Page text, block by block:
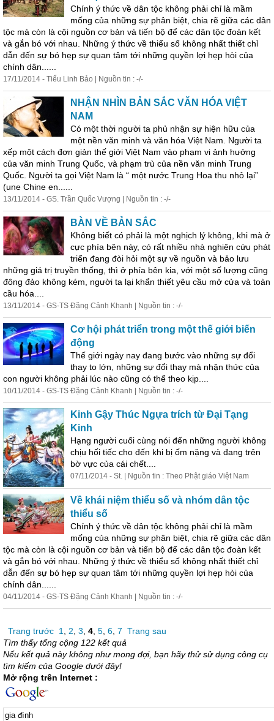
Chính ý thức về dân tộc không phải chỉ là mầm
mống của những sự phân biệt, chia rẽ giữa các dân
tộc mà còn là cội nguồn cơ bản và tiến bộ để các dân tộc đoàn kết
và gắn bó với nhau. Những ý thức về thiểu số không nhất thiết chỉ
dẫn đến sự bó hẹp sự quan tâm tới những quyền lợi hẹp hòi của
chính dân......
17/11/2014 - Tiểu Linh Bảo | Nguồn tin : -/-
NHẬN NHÌN BẢN SẮC VĂN HÓA VIỆT
NAM
Có một thời người ta phủ nhận sự hiện hữu của
một nền văn minh và văn hóa Việt Nam. Người ta
xếp một cách đơn giản thế giới Việt Nam vào phạm vi ảnh hưởng
của văn minh Trung Quốc, và phạm trù của nền văn minh Trung
Quốc. Người ta gọi Việt Nam là “ một nước Trung Hoa thu nhỏ lại”
(une Chine en......
13/11/2014 - GS. Trần Quốc Vượng | Nguồn tin : -/-
BÀN VỀ BẢN SẮC
Không biết có phải là một nghịch lý không, khi mà ở
cực phía bên này, có rất nhiều nhà nghiên cứu phát
triển đang đòi hỏi một sự về nguồn và bảo lưu
những giá trị truyền thống, thì ở phía bên kia, với một số lượng cũng
đông đảo không kém, người ta lại khẩn thiết yêu cầu mở cửa và toàn
cầu hóa....
13/11/2014 - GS-TS Đặng Cảnh Khanh | Nguồn tin : -/-
Cơ hội phát triển trong một thế giới biến
động
Thế giới ngày nay đang bước vào những sự đổi
thay to lớn, những sự đổi thay mà nhận thức của
con người không phải lúc nào cũng có thể theo kịp....
10/11/2014 - GS-TS Đặng Cảnh Khanh | Nguồn tin : -/-
Kinh Gậy Thúc Ngựa trích từ Đại Tạng
Kinh
Hạng người cuối cùng nói đến những người không
chịu hối tiếc cho đến khi bị ốm nặng và đang trên
bờ vực của cái chết....
07/11/2014 - St. | Nguồn tin : Theo Phật giáo Việt Nam
Về khái niệm thiểu số và nhóm dân tộc
thiểu số
Chính ý thức về dân tộc không phải chỉ là mầm
mống của những sự phân biệt, chia rẽ giữa các dân
tộc mà còn là cội nguồn cơ bản và tiến bộ để các dân tộc đoàn kết
và gắn bó với nhau. Những ý thức về thiểu số không nhất thiết chỉ
dẫn đến sự bó hẹp sự quan tâm tới những quyền lợi hẹp hòi của
chính dân......
04/11/2014 - GS-TS Đặng Cảnh Khanh | Nguồn tin : -/-
Trang trước 1 2 3 4 5 6 7 Trang sau
Tìm thấy tổng cộng 122 kết quả
Nếu kết quả này không như mong đợi, bạn hãy thử sử dụng công cụ
tìm kiếm của Google dưới đây!
Mở rộng trên Internet :